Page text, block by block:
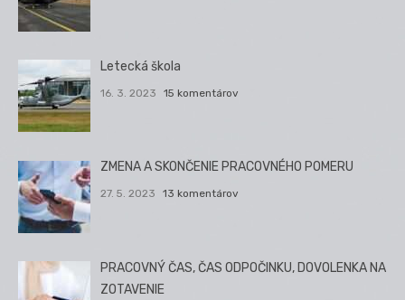
Letecká škola
16. 3. 2023 15 komentárov
ZMENA A SKONČENIE PRACOVNÉHO POMERU
27. 5. 2023 13 komentárov
PRACOVNÝ ČAS, ČAS ODPOČINKU, DOVOLENKA NA
ZOTAVENIE